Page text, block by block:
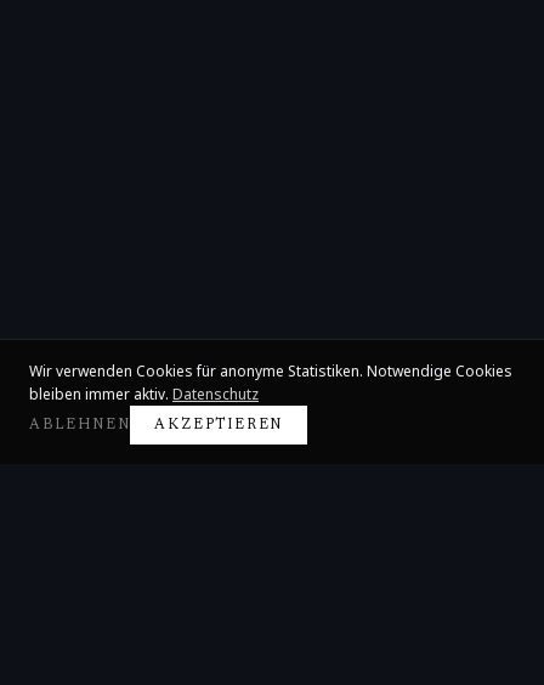
Wir verwenden Cookies für anonyme Statistiken. Notwendige Cookies
bleiben immer aktiv. Datenschutz
ABLEHNEN AKZEPTIEREN